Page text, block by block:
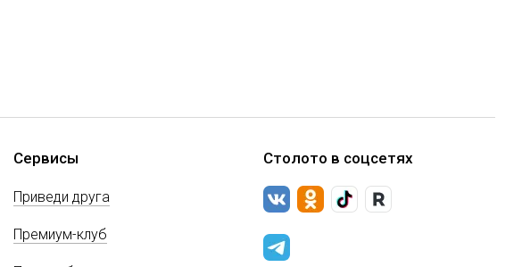
Сервисы
Приведи друга
Премиум-клуб
Столото в соцсетях